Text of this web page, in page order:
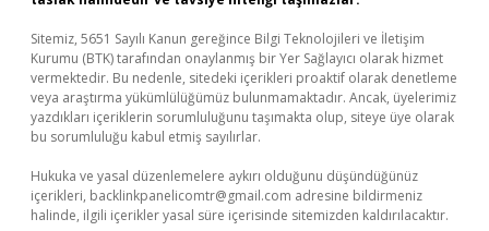
Sitemiz, 5651 Sayılı Kanun gereğince Bilgi Teknolojileri ve İletişim
Kurumu (BTK) tarafından onaylanmış bir Yer Sağlayıcı olarak hizmet
vermektedir. Bu nedenle, sitedeki içerikleri proaktif olarak denetleme
veya araştırma yükümlülüğümüz bulunmamaktadır. Ancak, üyelerimiz
yazdıkları içeriklerin sorumluluğunu taşımakta olup, siteye üye olarak
bu sorumluluğu kabul etmiş sayılırlar.
Hukuka ve yasal düzenlemelere aykırı olduğunu düşündüğünüz
içerikleri, backlinkpanelicomtr@gmail.com adresine bildirmeniz
halinde, ilgili içerikler yasal süre içerisinde sitemizden kaldırılacaktır.